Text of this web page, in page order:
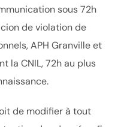
sous 72h
de violation de
APH Granville et
la CNIL, 72h au plus
de modifier à tout